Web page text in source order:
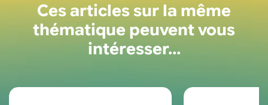
Ces articles sur la même
thématique peuvent vous
intéresser…